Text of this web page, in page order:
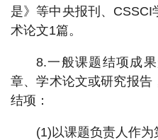
是》等中央报刊、
术论文1篇。
8.一般课题结项成
章、学术论文或研究报告
结项：
(1)以课题负责人作